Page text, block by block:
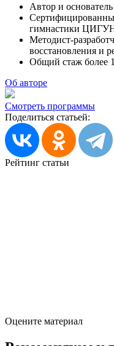
Автор и
гимнастики ЦИГУН
Методист-
восстановления и
Общий стаж более
Об авторе
Смотреть программы
Поделиться статьей:
Рейтинг статьи
Оцените материал